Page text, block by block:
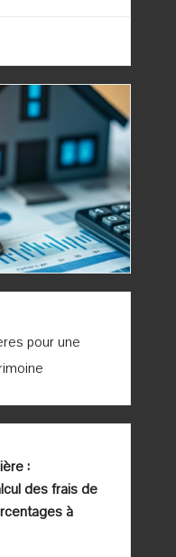
pour une
:
des frais de
à